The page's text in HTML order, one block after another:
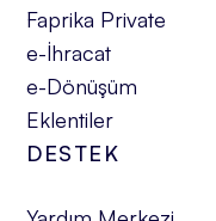
Faprika Private
e-İhracat
e-Dönüşüm
Eklentiler
DESTEK